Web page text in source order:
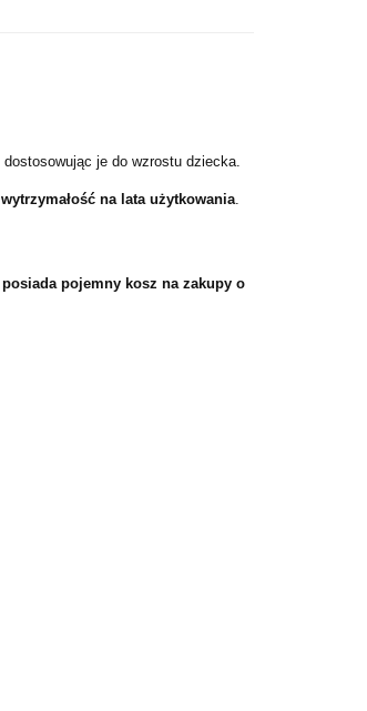
je do wzrostu dziecka.
na lata użytkowania.
posiada pojemny kosz na zakupy o